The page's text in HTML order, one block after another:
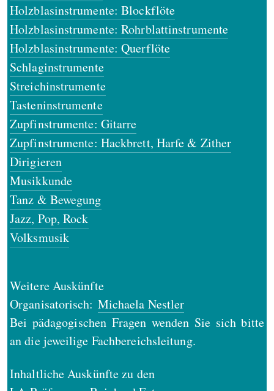
Holzblasinstrumente: Blockflöte
Holzblasinstrumente: Rohrblattinstrumente
Holzblasinstrumente: Querflöte
Schlaginstrumente
Streichinstrumente
Tasteninstrumente
Zupfinstrumente: Gitarre
Zupfinstrumente: Hackbrett, Harfe & Zither
Dirigieren
Musikkunde
Tanz & Bewegung
Jazz, Pop, Rock
Volksmusik
Weitere Auskünfte
Organisatorisch: Michaela Nestler
Bei pädagogischen Fragen wenden Sie sich bitte
an die jeweilige Fachbereichsleitung.
Inhaltliche Auskünfte zu den